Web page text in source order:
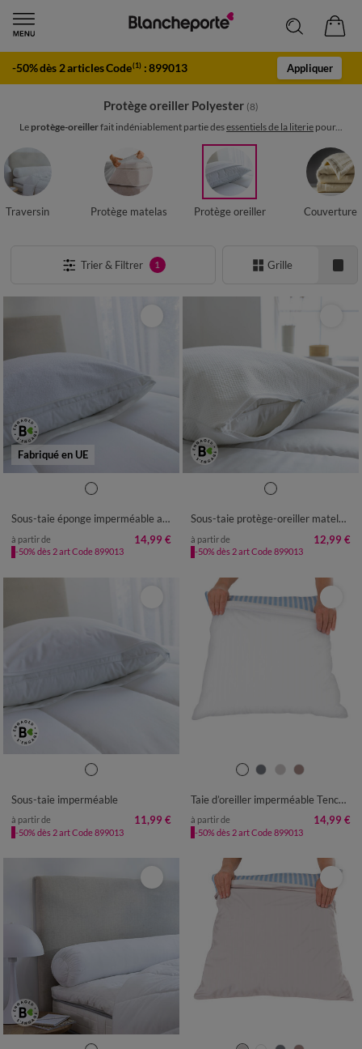
-50% dès 2 articles Code(1) :899013 Appliquer
Protège oreiller Polyester (8)
Le protège-oreillerfait indéniablement partie desessentiels de la literie pour...
Traversin Protège matelas Protège oreiller Couverture
Trier & Filtrer 1 Grille
Fabriqué en UE
Sous-taie éponge imperméable anti-acariens Essential®
à partir de 14,99 €
-50% dès 2 art Code 899013
Sous-taie protège-oreiller matelassée qualité hôtellerie
à partir de 12,99 €
-50% dès 2 art Code 899013
Sous-taie imperméable
à partir de 11,99 €
-50% dès 2 art Code 899013
Taie d’oreiller imperméable Tencel®
à partir de 14,99 €
-50% dès 2 art Code 899013